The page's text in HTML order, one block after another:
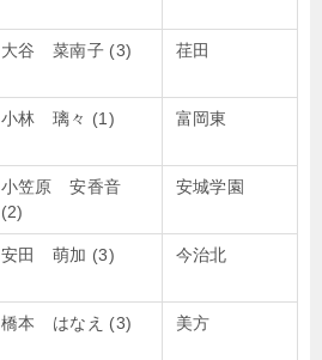
大谷 菜南子 (3) 荏田
小林 璃々 (1) 富岡東
小笠原 安香音
(2)
安城学園
安田 萌加 (3) 今治北
橋本 はなえ (3) 美方